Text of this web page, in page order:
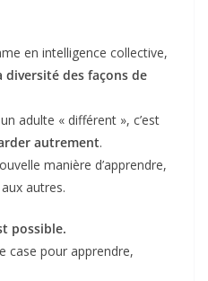
en intelligence collective,
diversité des façons de
adulte « différent », c’est
autrement.
manière d’apprendre,
autres.
possible.
case pour apprendre,